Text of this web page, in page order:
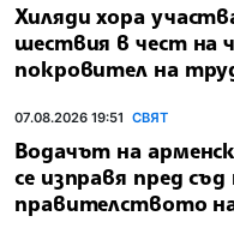
Хиляди хора
шествия в чест на
покровител на
07.08.2026 19:51 СВЯТ
Водачът на
се изправя пред
правителството